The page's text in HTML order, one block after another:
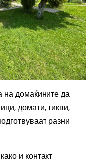
домаќините да
домати, тикви,
разни
и контакт